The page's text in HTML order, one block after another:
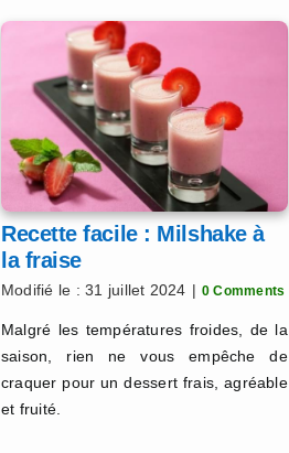
Recette facile : Milshake à
la fraise
Modifié le : 31 juillet 2024 | 0 Comments
Malgré les températures froides, de la
saison, rien ne vous empêche de
craquer pour un dessert frais, agréable
et fruité.